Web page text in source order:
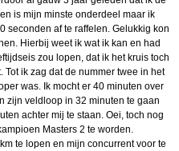
is mijn minste onderdeel maar ik
seconden af te raffelen. Gelukkig kon
Hierbij weet ik wat ik kan en had
zou lopen, dat ik het kruis toch
ik zag dat de nummer twee in het
was. Ik mocht er 40 minuten over
zijn veldloop in 32 minuten te gaan
achter mij te staan. Oei, toch nog
Masters 2 te worden.
te lopen en mijn concurrent voor te